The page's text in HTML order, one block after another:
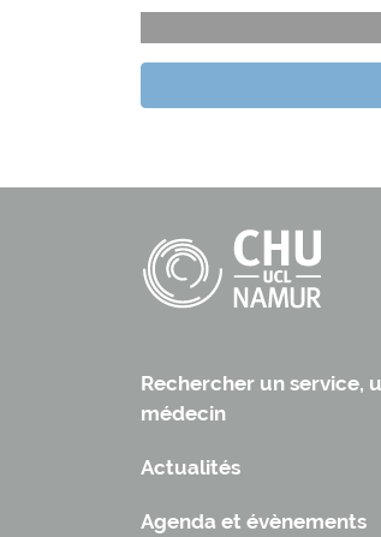
Rechercher un service,
médecin
Actualités
Agenda et évènements